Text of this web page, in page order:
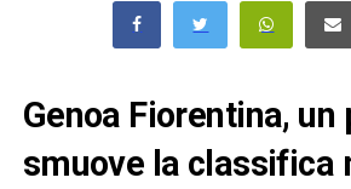
Genoa Fiorentina, un
smuove la classifica